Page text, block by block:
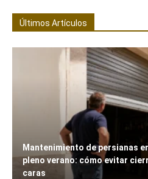
Últimos Artículos
Mantenimiento de persianas
pleno verano: cómo evitar
caras